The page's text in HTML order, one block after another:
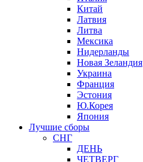
Китай
Латвия
Литва
Мексика
Нидерланды
Новая Зеландия
Украина
Франция
Эстония
Ю.Корея
Япония
Лучшие сборы
СНГ
ДЕНЬ
ЧЕТВЕРГ